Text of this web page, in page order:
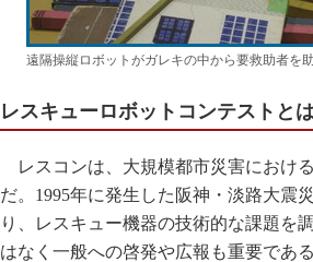
遠隔操縦ロボットがガレキの中から要救助者を
レスキューロボットコンテストと
レスコンは、大規模都市災害におけ
だ。1995年に発生した阪神・淡路大震
り、レスキュー機器の技術的な課題を
はなく一般への啓発や広報も重要であ